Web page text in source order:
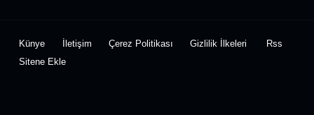
Künye İletişim Çerez Politikası Gizlilik İlkeleri
Rss
Sitene Ekle